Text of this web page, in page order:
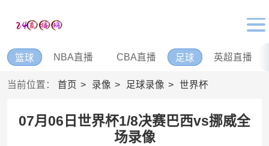
篮球 NBA直播 CBA直播 足球 英超直播
当前位置： 首页 录像 足球录像 世界杯
07月06日世界杯1/8决赛巴西vs挪威全
场录像